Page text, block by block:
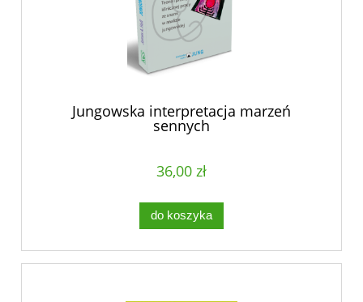
Jungowska interpretacja marzeń
sennych
36,00 zł
do koszyka